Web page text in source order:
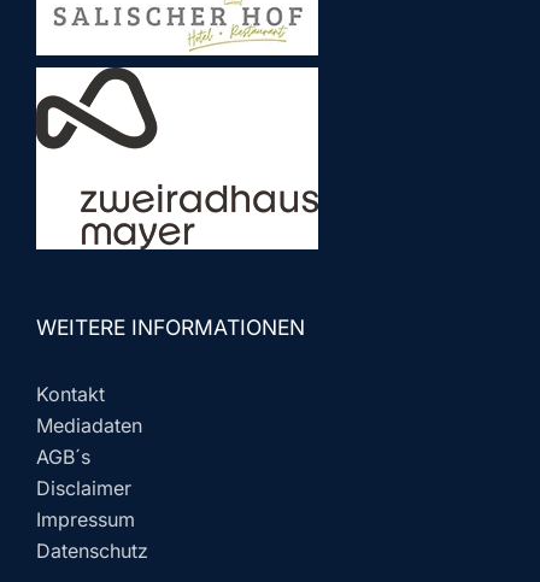
WEITERE INFORMATIONEN
Kontakt
Mediadaten
AGB´s
Disclaimer
Impressum
Datenschutz